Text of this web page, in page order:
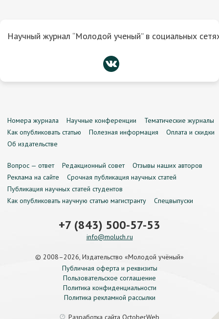
Научный журнал “Молодой ученый” в социальных
Номера журнала Научные конференции
Тематические журналы
Как опубликовать статью
Полезная информация
Оплата и скидки
Об издательстве
Вопрос — ответ Редакционный совет
Отзывы наших авторов
Реклама на сайте
Срочная публикация научных статей
Публикация научных статей студентов
Как опубликовать научную статью магистранту
Спецвыпуски
+7 (843) 500-57-53
info@moluch.ru
© 2008–2026, Издательство «Молодой учёный»
Публичная оферта и реквизиты
Пользовательское соглашение
Политика конфиденциальности
Политика рекламной рассылки
Разработка сайта OctoberWeb